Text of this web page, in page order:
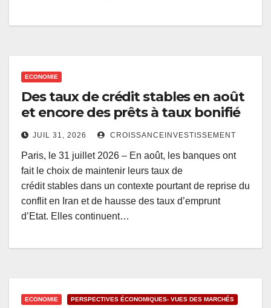
ECONOMIE
Des taux de crédit stables en août
et encore des prêts à taux bonifié
JUIL 31, 2026 CROISSANCEINVESTISSEMENT
Paris, le 31 juillet 2026 – En août, les banques ont
fait le choix de maintenir leurs taux de
crédit stables dans un contexte pourtant de reprise du
conflit en Iran et de hausse des taux d’emprunt
d’Etat. Elles continuent…
ECONOMIE PERSPECTIVES ÉCONOMIQUES- VUES DES MARCHÉS